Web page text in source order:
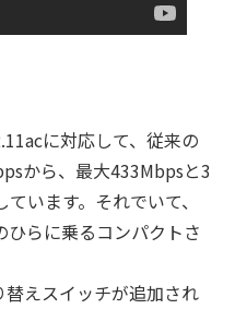
に対応して、従来の
から、最大433Mbpsと3
います。それでいて、
らに乗るコンパクトさ
えスイッチが追加され